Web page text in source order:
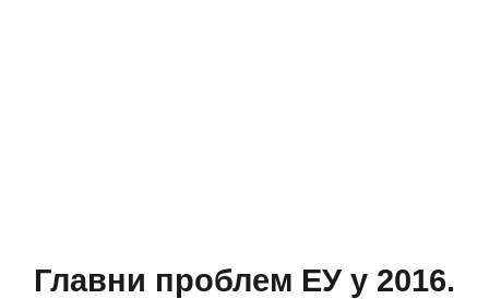
Главни проблем ЕУ у 2016.